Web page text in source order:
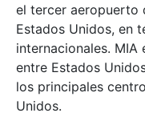
el tercer aeropuerto
Estados Unidos, en
internacionales. MIA
entre Estados
los principales
Unidos.